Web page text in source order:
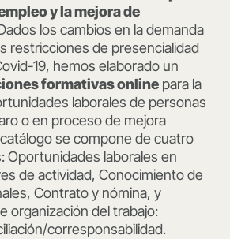
y la mejora de
los cambios en la demanda
restricciones de presencialidad
19, hemos elaborado un
formativas online para la
laborales de personas
o en proceso de mejora
se compone de cuatro
Oportunidades laborales en
de actividad, Conocimiento de
Contrato y nómina, y
organización del trabajo:
corresponsabilidad.